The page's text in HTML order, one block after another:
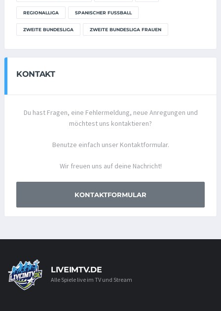
REGIONALLIGA SPANISCHER FUSSBALL
ZWEITE BUNDESLIGA ZWEITE BUNDESLIGA FRAUEN
KONTAKT
Du hast Fragen, eine Fehlermeldung, neue Anregungen und
möchtest uns kontaktieren?
Benutze einfach unser Kontaktformular.
Wir freuen uns auf deine Nachricht!
KONTAKTFORMULAR
LIVEIMTV.DE
Alle Spiele live im TV und Stream